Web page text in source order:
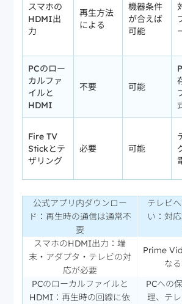
スマホの
HDMI出
力
再生方法
による
機器条件
が合えば
可能
PCのロー
カルファ
イルと
HDMI
不要 可能
Fire TV
Stickとテ
ザリング
必要 可能
公式アプリ内ダウンロー
ド：再生時の通信は通常不
要
テレビ
い：対
スマホのHDMI出力：端
末・アダプタ・テレビの対
応が必要
Prime
な
PCのローカルファイルと
HDMI：再生時の回線に依
PCへの
理、テ